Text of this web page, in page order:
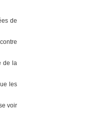
de
de la
les
voir